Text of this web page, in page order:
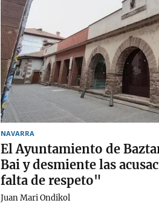
NAVARRA
El Ayuntamiento de
Bai y desmiente las
falta de respeto"
Juan Mari Ondikol